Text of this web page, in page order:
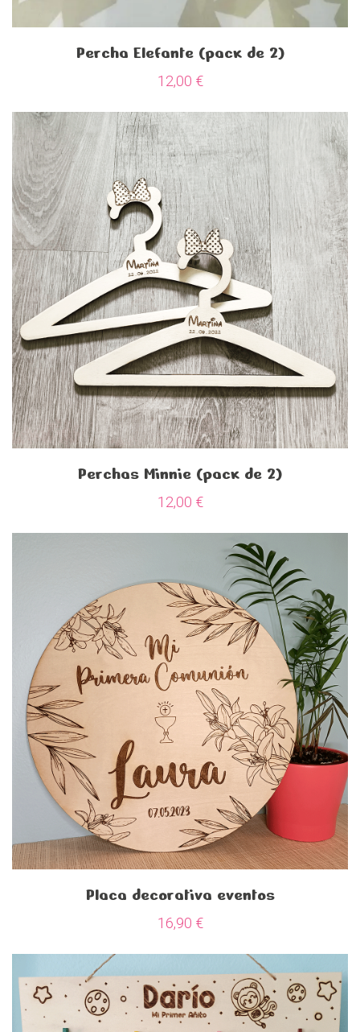
Percha Elefante (pack de 2)
12,00 €
Perchas Minnie (pack de 2)
12,00 €
Placa decorativa eventos
16,90 €